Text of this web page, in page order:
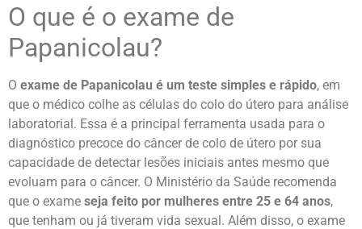
O que é o exame de
Papanicolau?
O exame de Papanicolau é um teste simples e rápido, em
que o médico colhe as células do colo do útero para análise
laboratorial. Essa é a principal ferramenta usada para o
diagnóstico precoce do câncer de colo de útero por sua
capacidade de detectar lesões iniciais antes mesmo que
evoluam para o câncer. O Ministério da Saúde recomenda
que o exame seja feito por mulheres entre 25 e 64 anos,
que tenham ou já tiveram vida sexual. Além disso, o exame